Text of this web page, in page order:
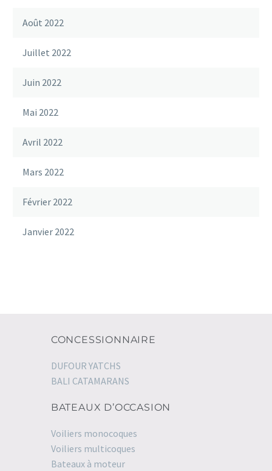
Août 2022
Juillet 2022
Juin 2022
Mai 2022
Avril 2022
Mars 2022
Février 2022
Janvier 2022
CONCESSIONNAIRE
DUFOUR YATCHS
BALI CATAMARANS
BATEAUX D’OCCASION
Voiliers monocoques
Voiliers multicoques
Bateaux à moteur